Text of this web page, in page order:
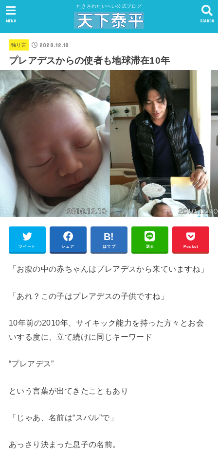
たきさわたいへい公式ブログ
SEARCH
MENU
独り言 2020.12.10
プレアデスからの使者も地球滞在10年
ツイート シェア はてブ 送る Pocket
「お腹の中の赤ちゃんはプレアデスから来ていますね」
「あれ？この子はプレアデスの子供ですね」
10年前の2010年、サイキック能力を持った方々とお会
いする度に、立て続けに同じキーワード
“プレアデス”
という言葉が出てきたこともあり
「じゃあ、名前は“スバル”で」
あっさり決まった息子の名前。